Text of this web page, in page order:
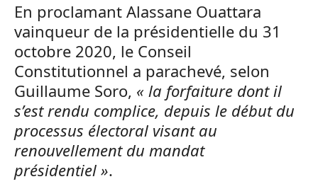
En proclamant Alassane Ouattara
vainqueur de la présidentielle du 31
octobre 2020, le Conseil
Constitutionnel a parachevé, selon
Guillaume Soro, « la forfaiture dont il
s’est rendu complice, depuis le début du
processus électoral visant au
renouvellement du mandat
présidentiel ».